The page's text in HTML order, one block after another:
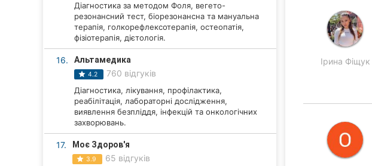
Діагностика за методом Фоля, вегето-
резонансний тест, біорезонансна та мануальна
терапія, голкорефлексотерапія, остеопатія,
фізіотерапія, дієтологія.
16. Альтамедика
4.2 760 відгуків
Діагностика, лікування, профілактика,
реабілітація, лабораторні дослідження,
виявлення безпліддя, інфекцій та онкологічних
захворювань.
17. Моє Здоров'я
3.9 65 відгуків
Ірина Фіщук